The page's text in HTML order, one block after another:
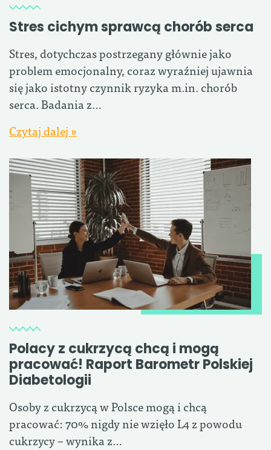
Stres cichym sprawcą chorób serca
Stres, dotychczas postrzegany głównie jako
problem emocjonalny, coraz wyraźniej ujawnia
się jako istotny czynnik ryzyka m.in. chorób
serca. Badania z…
Czytaj dalej »
Polacy z cukrzycą chcą i mogą
pracować! Raport Barometr Polskiej
Diabetologii
Osoby z cukrzycą w Polsce mogą i chcą
pracować: 70% nigdy nie wzięło L4 z powodu
cukrzycy – wynika z…